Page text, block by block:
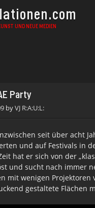
UND NEUE MEDIEN
Party
byVJ R:A:U:L:
seit über acht
und auf Festivals in
hat er sich von der
und sucht nach immer
mit wenigen Projektoren
gestaltete Flächen